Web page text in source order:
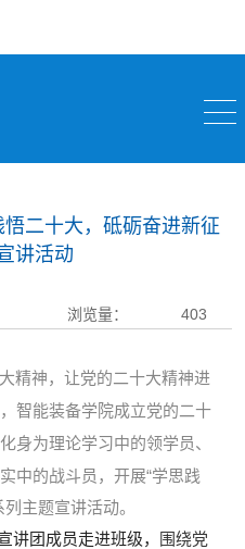
二十大，砥砺奋进新征
讲活动
浏览量： 403
精神，让党的二十大精神进
智能装备学院成立党的二十
化身为理论学习中的领学员、
中的战斗员 ，开展“学思践
主题宣讲活动。
讲团成员走进班级，
围绕党